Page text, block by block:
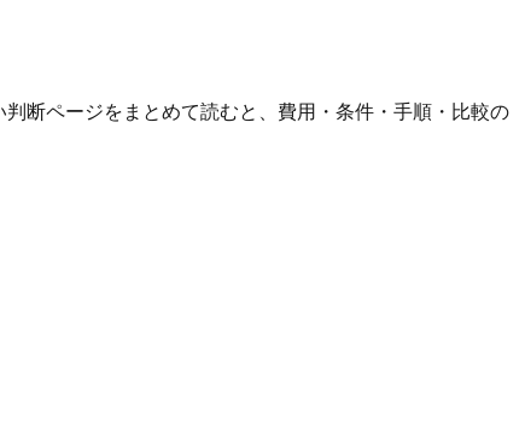
断ページをまとめて読むと、費用・条件・手順・比較の